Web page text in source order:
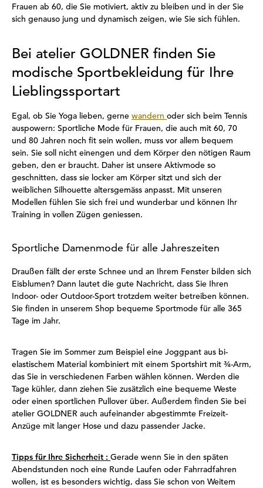
Frauen ab 60, die Sie motiviert, aktiv zu bleiben und in der Sie
sich genauso jung und dynamisch zeigen, wie Sie sich fühlen.
Bei atelier GOLDNER finden Sie
modische Sportbekleidung für Ihre
Lieblingssportart
Egal, ob Sie Yoga lieben, gerne wandern oder sich beim Tennis
auspowern: Sportliche Mode für Frauen, die auch mit 60, 70
und 80 Jahren noch fit sein wollen, muss vor allem bequem
sein. Sie soll nicht einengen und dem Körper den nötigen Raum
geben, den er braucht. Daher ist unsere Aktivmode so
geschnitten, dass sie locker am Körper sitzt und sich der
weiblichen Silhouette altersgemäss anpasst. Mit unseren
Modellen fühlen Sie sich frei und wunderbar und können Ihr
Training in vollen Zügen geniessen.
Sportliche Damenmode für alle Jahreszeiten
Draußen fällt der erste Schnee und an Ihrem Fenster bilden sich
Eisblumen? Dann lautet die gute Nachricht, dass Sie Ihren
Indoor- oder Outdoor-Sport trotzdem weiter betreiben können.
Sie finden in unserem Shop bequeme Sportmode für alle 365
Tage im Jahr.
Tragen Sie im Sommer zum Beispiel eine Joggpant aus bi-
elastischem Material kombiniert mit einem Sportshirt mit ¾-Arm,
das Sie in verschiedenen Farben wählen können. Werden die
Tage kühler, dann ziehen Sie zusätzlich eine bequeme Weste
oder einen sportlichen Pullover über. Außerdem finden Sie bei
atelier GOLDNER auch aufeinander abgestimmte Freizeit-
Anzüge mit langer Hose und dazu passender Jacke.
Tipps für Ihre Sicherheit : Gerade wenn Sie in den späten
Abendstunden noch eine Runde Laufen oder Fahrradfahren
wollen, ist es besonders wichtig, dass Sie schon von Weitem